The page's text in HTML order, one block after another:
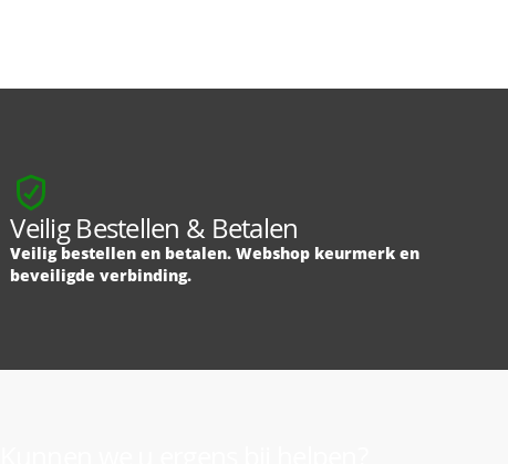
Veilig Bestellen & Betalen
Veilig bestellen en betalen. Webshop keurmerk en
beveiligde verbinding.